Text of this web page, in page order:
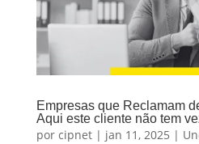
Empresas que Reclamam
Aqui este cliente não tem
por cipnet| jan 11, 2025 |